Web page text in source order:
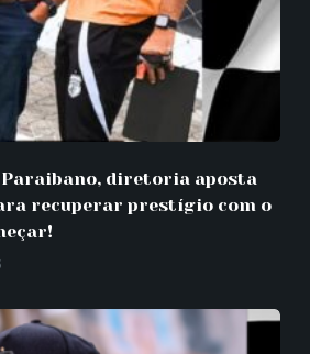
Paraibano, diretoria aposta
recuperar prestígio com o